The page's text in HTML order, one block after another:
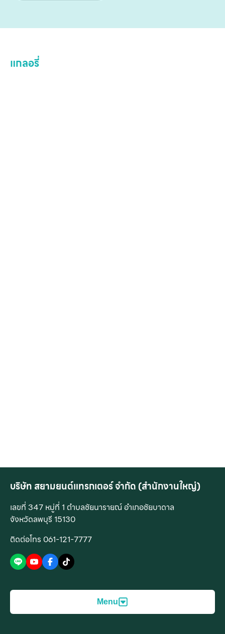
แกลอรี่
บริษัท สยามยนต์แทรกเตอร์ จำกัด (สำนักงานใหญ่)
เลขที่ 347 หมู่ที่ 1 ตำบลชัยนารายณ์ อำเภอชัยบาดาล
จังหวัดลพบุรี 15130
ติดต่อโทร 061-121-7777
Menu